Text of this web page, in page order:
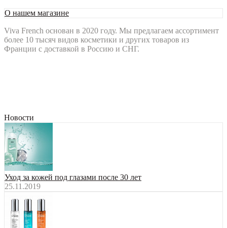
О нашем магазине
Viva French основан в 2020 году. Мы предлагаем ассортимент
более 10 тысяч видов косметики и других товаров из
Франции с доставкой в Россию и СНГ.
Новости
Уход за кожей под глазами после 30 лет
25.11.2019